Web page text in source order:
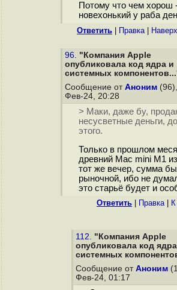
Потому что чем хорош
новехонький у раба
Ответить Правка| Наверх
96. "Компания Apple
опубликовала код ядра и
системных
Сообщение от Аноним
Фев-24, 20:28
> Маки, даже бу,
несусветные деньги,
этого.
Только в прошлом
древний Mac mini M1
тот же вечер, сумма
рыночной, ибо не
это старьё будет и
Ответить Правка|
112. "Компания Apple
опубликовала код
системных
Сообщение от Аноним
Фев-24, 01:17